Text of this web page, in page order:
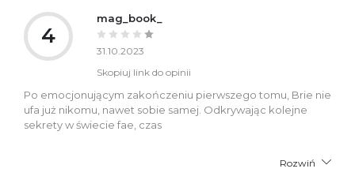
4
mag_book_
31.10.2023
Skopiuj link do opinii
Po emocjonującym zakończeniu pierwszego tomu, Brie nie
ufa już nikomu, nawet sobie samej. Odkrywając kolejne
sekrety w świecie fae, czas
Rozwiń